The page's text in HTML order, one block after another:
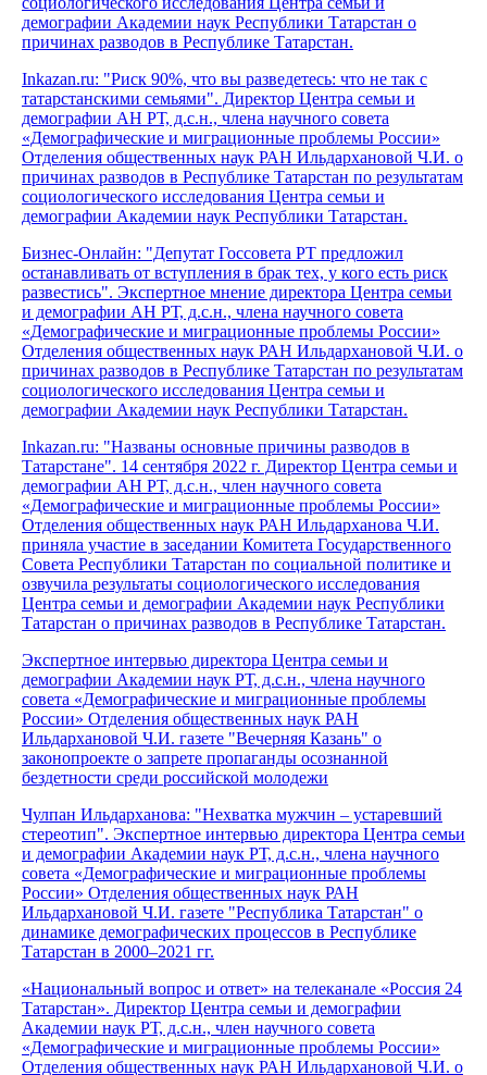
демографии Академии наук Республики Татарстан о
причинах разводов в Республике Татарстан.
Inkazan.ru: "Риск 90%, что вы разведетесь: что не так с
татарстанскими семьями". Директор Центра семьи и
демографии АН РТ, д.с.н., члена научного совета
«Демографические и миграционные проблемы России»
Отделения общественных наук РАН Ильдархановой Ч.И. о
причинах разводов в Республике Татарстан по результатам
социологического исследования Центра семьи и
демографии Академии наук Республики Татарстан.
Бизнес-Онлайн: "Депутат Госсовета РТ предложил
останавливать от вступления в брак тех, у кого есть риск
развестись". Экспертное мнение директора Центра семьи
и демографии АН РТ, д.с.н., члена научного совета
«Демографические и миграционные проблемы России»
Отделения общественных наук РАН Ильдархановой Ч.И. о
причинах разводов в Республике Татарстан по результатам
социологического исследования Центра семьи и
демографии Академии наук Республики Татарстан.
Inkazan.ru: "Названы основные причины разводов в
Татарстане". 14 сентября 2022 г. Директор Центра семьи и
демографии АН РТ, д.с.н., член научного совета
«Демографические и миграционные проблемы России»
Отделения общественных наук РАН Ильдарханова Ч.И.
приняла участие в заседании Комитета Государственного
Совета Республики Татарстан по социальной политике и
озвучила результаты социологического исследования
Центра семьи и демографии Академии наук Республики
Татарстан о причинах разводов в Республике Татарстан.
Экспертное интервью директора Центра семьи и
демографии Академии наук РТ, д.с.н., члена научного
совета «Демографические и миграционные проблемы
России» Отделения общественных наук РАН
Ильдархановой Ч.И. газете "Вечерняя Казань" о
законопроекте о запрете пропаганды осознанной
бездетности среди российской молодежи
Чулпан Ильдарханова: "Нехватка мужчин – устаревший
стереотип". Экспертное интервью директора Центра семьи
и демографии Академии наук РТ, д.с.н., члена научного
совета «Демографические и миграционные проблемы
России» Отделения общественных наук РАН
Ильдархановой Ч.И. газете "Республика Татарстан" о
динамике демографических процессов в Республике
Татарстан в 2000–2021 гг.
«Национальный вопрос и ответ» на телеканале «Россия 24
Татарстан». Директор Центра семьи и демографии
Академии наук РТ, д.с.н., член научного совета
«Демографические и миграционные проблемы России»
Отделения общественных наук РАН Ильдархановой Ч.И. о